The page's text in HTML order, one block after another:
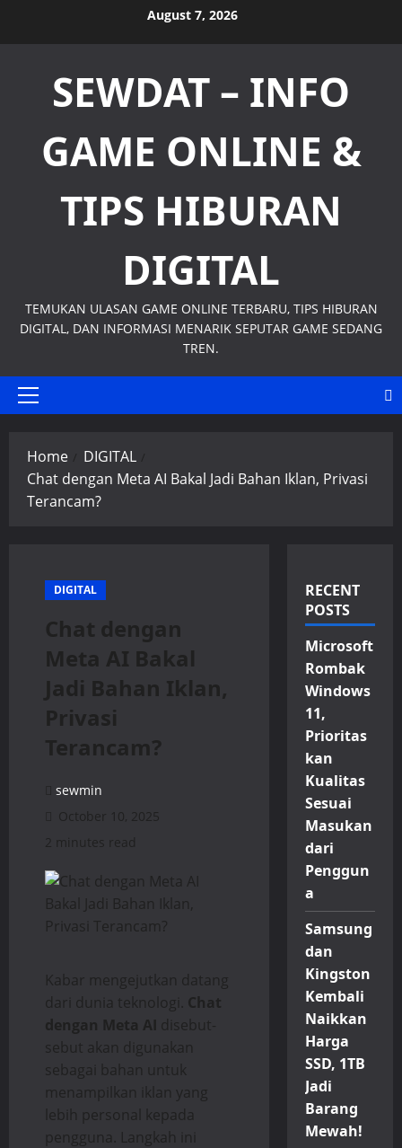
August 7, 2026
SEWDAT – INFO
GAME ONLINE &
TIPS HIBURAN
DIGITAL
TEMUKAN ULASAN GAME ONLINE TERBARU, TIPS HIBURAN
DIGITAL, DAN INFORMASI MENARIK SEPUTAR GAME SEDANG
TREN.
Primary
Home
DIGITAL
Chat dengan Meta AI Bakal Jadi Bahan Iklan, Privasi
Terancam?
DIGITAL
Chat dengan
Meta AI Bakal
Jadi Bahan Iklan,
Privasi
Terancam?
sewmin
October 10, 2025
2 minutes read
Kabar mengejutkan datang
dari dunia teknologi. Chat
dengan Meta AI disebut-
sebut akan digunakan
sebagai bahan untuk
menampilkan iklan yang
lebih personal kepada
pengguna. Langkah ini
RECENT
POSTS
Microsoft
Rombak
Windows
11,
Prioritas
kan
Kualitas
Sesuai
Masukan
dari
Penggun
a
Samsung
dan
Kingston
Kembali
Naikkan
Harga
SSD, 1TB
Jadi
Barang
Mewah!